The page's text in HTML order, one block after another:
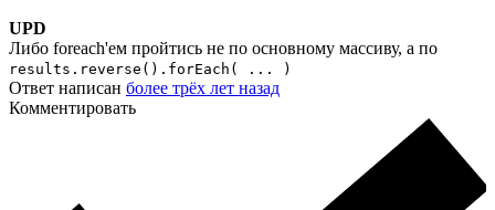
UPD
Либо foreach'ем пройтись не по основному массиву, а по
results.reverse().forEach( ... )
Ответ написан более трёх лет назад
Комментировать